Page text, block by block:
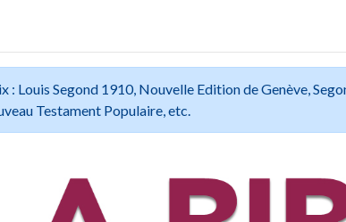
Louis Segond 1910, Nouvelle Edition de Genève,
Testament Populaire, etc.